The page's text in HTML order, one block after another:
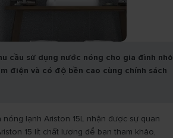
cầu sử dụng nước nóng cho gia đình nhỏ
điện và có độ bền cao cùng chính sách
lạnh Ariston 15L nhận được sự quan
15 lít chất lượng để bạn tham khảo,